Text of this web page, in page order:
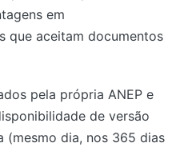
em
que aceitam documentos
pela própria ANEP e
de versão
dia, nos 365 dias